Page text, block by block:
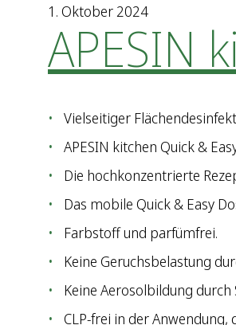
1. Oktober 2024
APESIN
Vielseitiger
APESIN kitchen Quick &
Die hochkonzentrierte
Das mobile Quick & Easy
Farbstoff und parfümfrei.
Keine Geruchsbelastung
Keine Aerosolbildung
CLP-frei in der